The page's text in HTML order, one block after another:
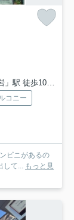
駅 徒歩10分
コニー
ビニがあるの
て...
もっと見